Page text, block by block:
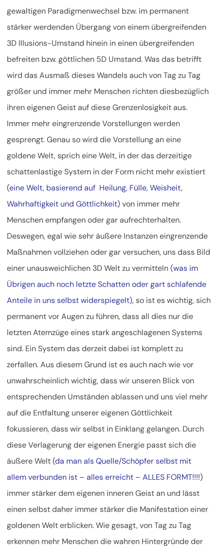
gewaltigen Paradigmenwechsel bzw. im permanent
stärker werdenden Übergang von einem übergreifenden
3D Illusions-Umstand hinein in einen übergreifenden
befreiten bzw. göttlichen 5D Umstand. Was das betrifft
wird das Ausmaß dieses Wandels auch von Tag zu Tag
größer und immer mehr Menschen richten diesbezüglich
ihren eigenen Geist auf diese Grenzenlosigkeit aus.
Immer mehr eingrenzende Vorstellungen werden
gesprengt. Genau so wird die Vorstellung an eine
goldene Welt, sprich eine Welt, in der das derzeitige
schattenlastige System in der Form nicht mehr existiert
(eine Welt, basierend auf Heilung, Fülle, Weisheit,
Wahrhaftigkeit und Göttlichkeit) von immer mehr
Menschen empfangen oder gar aufrechterhalten.
Deswegen, egal wie sehr äußere Instanzen eingrenzende
Maßnahmen vollziehen oder gar versuchen, uns dass Bild
einer unausweichlichen 3D Welt zu vermitteln (was im
Übrigen auch noch letzte Schatten oder gart schlafende
Anteile in uns selbst widerspiegelt), so ist es wichtig, sich
permanent vor Augen zu führen, dass all dies nur die
letzten Atemzüge eines stark angeschlagenen Systems
sind. Ein System das derzeit dabei ist komplett zu
zerfallen. Aus diesem Grund ist es auch nach wie vor
unwahrscheinlich wichtig, dass wir unseren Blick von
entsprechenden Umständen ablassen und uns viel mehr
auf die Entfaltung unserer eigenen Göttlichkeit
fokussieren, dass wir selbst in Einklang gelangen. Durch
diese Verlagerung der eigenen Energie passt sich die
äußere Welt (da man als Quelle/Schöpfer selbst mit
allem verbunden ist – alles erreicht – ALLES FORMT!!!!)
immer stärker dem eigenen inneren Geist an und lässt
einen selbst daher immer stärker die Manifestation einer
goldenen Welt erblicken. Wie gesagt, von Tag zu Tag
erkennen mehr Menschen die wahren Hintergründe der